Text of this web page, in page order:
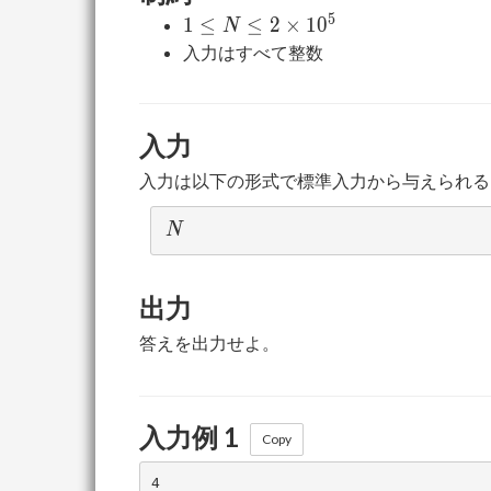
1 \le
N \le
1 ≤ N ≤ 2 × 105
入力はすべて整数
入力
入力は以下の形式で標準入力から与えられ
N
N
出力
答えを出力せよ。
入力例 1 Copy
4